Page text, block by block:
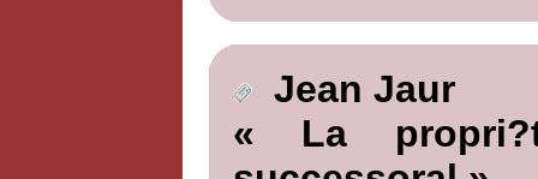
Jean Jaur
« La